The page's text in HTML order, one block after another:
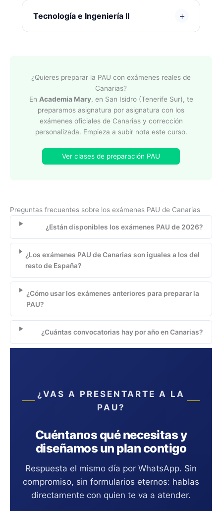
Tecnología e Ingeniería II +
¿Quieres preparar la PAU con exámenes reales de
Canarias?
En Academia Mary, en San Isidro (Tenerife Sur), te
preparamos asignatura por asignatura con los
exámenes oficiales de Canarias y corrección
personalizada. Empieza a subir nota este curso.
Ver clases de preparación PAU
Preguntas frecuentes sobre los exámenes PAU de Canarias
¿Están disponibles los exámenes PAU de 2026?
¿Los exámenes PAU de Canarias son iguales a los del
resto de España?
¿Cómo usar los exámenes anteriores para preparar la
PAU?
¿Cuántas convocatorias hay por año en Canarias?
¿VAS A PRESENTARTE A LA
PAU?
Cuéntanos qué necesitas y
diseñamos un plan contigo
Respuesta el mismo día por WhatsApp. Sin
compromiso, sin formularios eternos: hablas
directamente con quien te va a atender.